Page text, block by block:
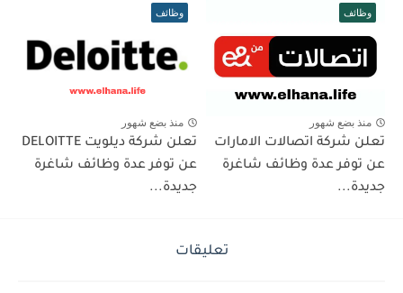
وظائف
منذ بضع شهور
تعلن شركة اتصالات الامارات
عن توفر عدة وظائف شاغرة
جديدة...
وظائف
منذ بضع شهور
تعلن شركة ديلويت DELOITTE
عن توفر عدة وظائف شاغرة
جديدة...
تعليقات